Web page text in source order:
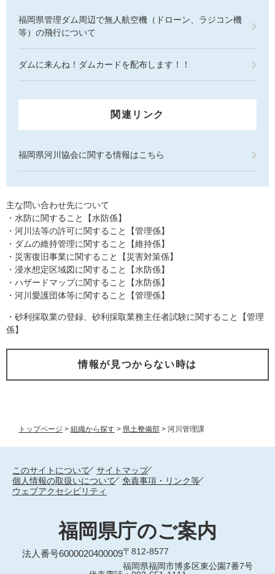
トップページ > 組織から探す > 県土整備部 > 河川管理課
福岡県管理ダム周辺で無人航空機（ドローン、ラジコン機
等）の飛行について
ダムに来んね！ダムカードを配布します！！
関連リンク
福岡県河川協会に関する情報はこちら
主な問い合わせ先について
・水防に関すること【水防係】
・河川法等の許可に関すること【管理係】
・ダムの維持管理に関すること【維持係】
・災害復旧事業に関すること【災害対策係】
・浸水想定区域図に関すること【水防係】
・ハザードマップに関すること【水防係】
・河川愛護団体等に関すること【管理係】
・砂利採取業の登録、砂利採取業務主任者試験に関すること【管理
係】
情報が見つからない時は
このサイトについて
サイトマップ
個人情報の取扱いについて
免責事項・リンク等
ウェブアクセシビリティ
福岡県庁のご案内
法人番号6000020400009〒812-8577
福岡県福岡市博多区東公園7番7号